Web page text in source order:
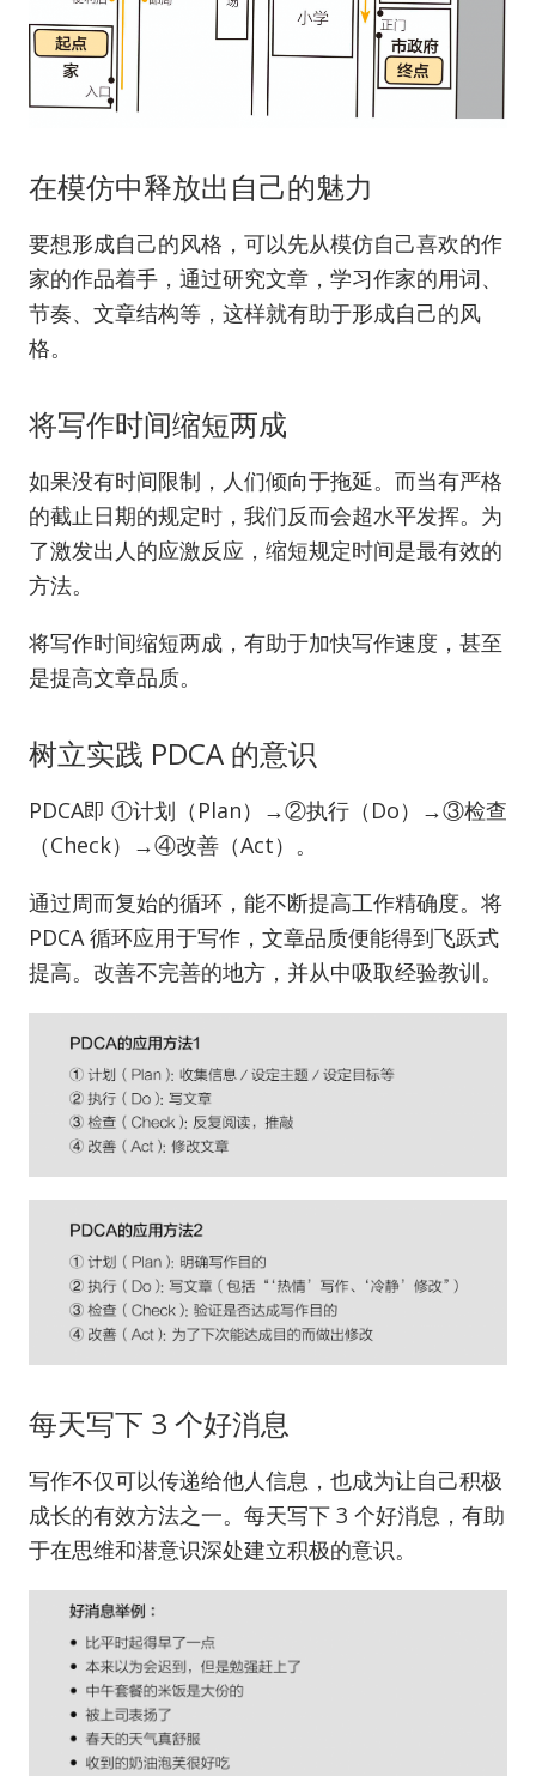
在模仿中释放出自己的魅力
要想形成自己的风格，可以先从模仿自己喜欢的作
家的作品着手，通过研究文章，学习作家的用词、
节奏、文章结构等，这样就有助于形成自己的风
格。
将写作时间缩短两成
如果没有时间限制，人们倾向于拖延。而当有严格
的截止日期的规定时，我们反而会超水平发挥。为
了激发出人的应激反应，缩短规定时间是最有效的
方法。
将写作时间缩短两成，有助于加快写作速度，甚至
是提高文章品质。
树立实践 PDCA 的意识
PDCA即 ①计划（Plan）→②执行（Do）→③检查
（Check）→④改善（Act）。
通过周而复始的循环，能不断提高工作精确度。将
PDCA 循环应用于写作，文章品质便能得到飞跃式
提高。改善不完善的地方，并从中吸取经验教训。
每天写下 3 个好消息
写作不仅可以传递给他人信息，也成为让自己积极
成长的有效方法之一。每天写下 3 个好消息，有助
于在思维和潜意识深处建立积极的意识。